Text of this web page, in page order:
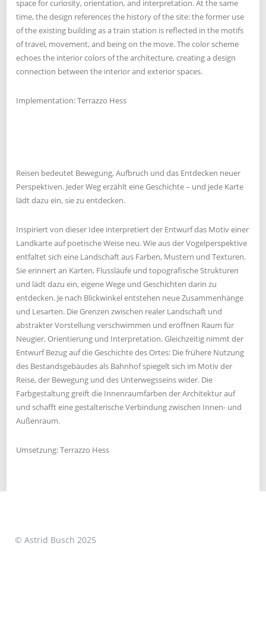
space for curiosity, orientation, and interpretation. At the same
time, the design references the history of the site: the former use
of the existing building as a train station is reflected in the motifs
of travel, movement, and being on the move. The color scheme
echoes the interior colors of the architecture, creating a design
connection between the interior and exterior spaces.
Implementation: Terrazzo Hess
Reisen bedeutet Bewegung, Aufbruch und das Entdecken neuer
Perspektiven. Jeder Weg erzählt eine Geschichte – und jede Karte
lädt dazu ein, sie zu entdecken.
Inspiriert von dieser Idee interpretiert der Entwurf das Motiv einer
Landkarte auf poetische Weise neu. Wie aus der Vogelperspektive
entfaltet sich eine Landschaft aus Farben, Mustern und Texturen.
Sie erinnert an Karten, Flussläufe und topografische Strukturen
und lädt dazu ein, eigene Wege und Geschichten darin zu
entdecken. Je nach Blickwinkel entstehen neue Zusammenhänge
und Lesarten. Die Grenzen zwischen realer Landschaft und
abstrakter Vorstellung verschwimmen und eröffnen Raum für
Neugier, Orientierung und Interpretation. Gleichzeitig nimmt der
Entwurf Bezug auf die Geschichte des Ortes: Die frühere Nutzung
des Bestandsgebäudes als Bahnhof spiegelt sich im Motiv der
Reise, der Bewegung und des Unterwegsseins wider. Die
Farbgestaltung greift die Innenraumfarben der Architektur auf
und schafft eine gestalterische Verbindung zwischen Innen- und
Außenraum.
Umsetzung: Terrazzo Hess
© Astrid Busch 2025